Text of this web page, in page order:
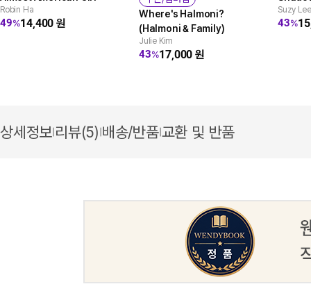
Robin Ha
49%14,400원
Where's Halmoni?
(Halmoni & Family)
Julie Kim
43%17,000원
Suzy Lee
43%
상세정보|리뷰(5)|배송/반품|교환 및 반품